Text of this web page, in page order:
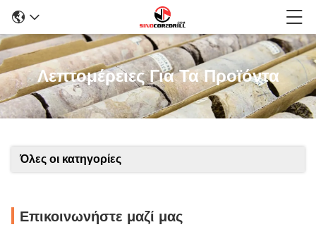
Λεπτομέρειες Για Τα Προϊόντα
Όλες οι κατηγορίες
Επικοινωνήστε μαζί μας